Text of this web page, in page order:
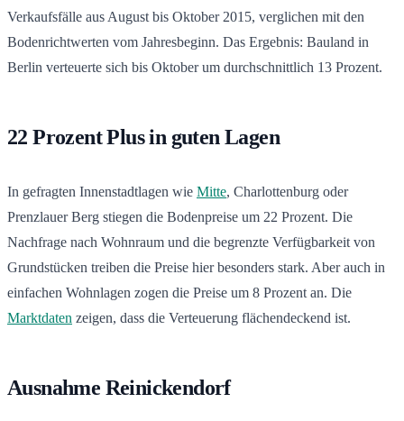
Verkaufsfälle aus August bis Oktober 2015, verglichen mit den
Bodenrichtwerten vom Jahresbeginn. Das Ergebnis: Bauland in
Berlin verteuerte sich bis Oktober um durchschnittlich 13 Prozent.
22 Prozent Plus in guten Lagen
In gefragten Innenstadtlagen wie Mitte, Charlottenburg oder
Prenzlauer Berg stiegen die Bodenpreise um 22 Prozent. Die
Nachfrage nach Wohnraum und die begrenzte Verfügbarkeit von
Grundstücken treiben die Preise hier besonders stark. Aber auch in
einfachen Wohnlagen zogen die Preise um 8 Prozent an. Die
Marktdaten zeigen, dass die Verteuerung flächendeckend ist.
Ausnahme Reinickendorf